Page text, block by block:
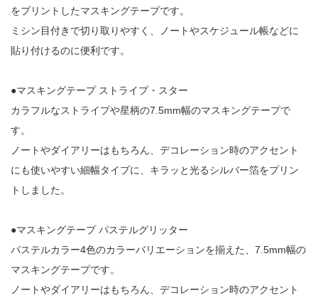
をプリントしたマスキングテープです。
ミシン目付きで切り取りやすく、ノートやスケジュール帳などに
貼り付けるのに便利です。
●マスキングテープ ストライプ・スター
カラフルなストライプや星柄の7.5mm幅のマスキングテープで
す。
ノートやダイアリーはもちろん、デコレーション時のアクセント
にも使いやすい細幅タイプに、キラッと光るシルバー箔をプリン
トしました。
●マスキングテープ パステルグリッター
パステルカラー4色のカラーバリエーションを揃えた、7.5mm幅の
マスキングテープです。
ノートやダイアリーはもちろん、デコレーション時のアクセント